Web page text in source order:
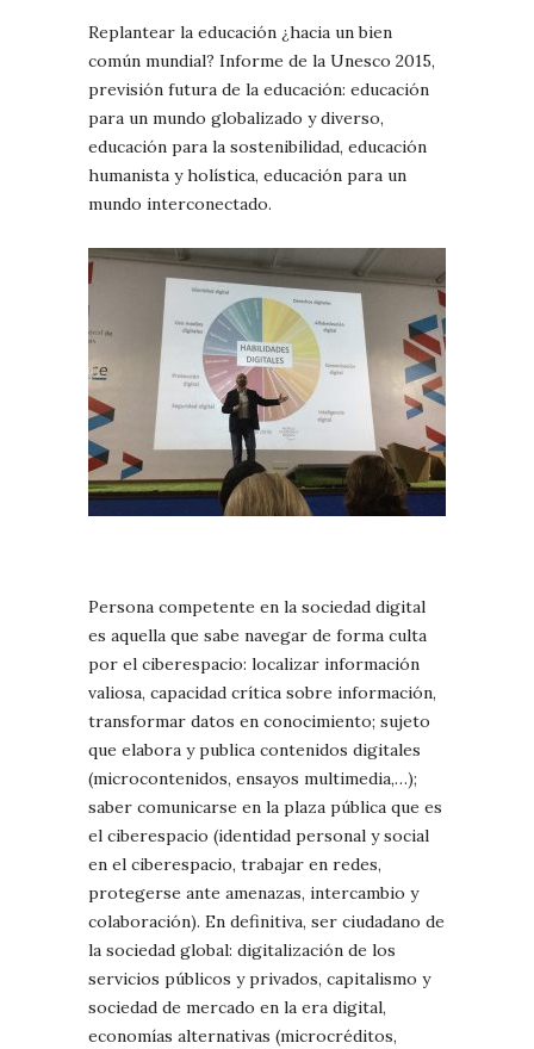
Replantear la educación ¿hacia un bien
común mundial? Informe de la Unesco 2015,
previsión futura de la educación: educación
para un mundo globalizado y diverso,
educación para la sostenibilidad, educación
humanista y holística, educación para un
mundo interconectado.
Persona competente en la sociedad digital
es aquella que sabe navegar de forma culta
por el ciberespacio: localizar información
valiosa, capacidad crítica sobre información,
transformar datos en conocimiento; sujeto
que elabora y publica contenidos digitales
(microcontenidos, ensayos multimedia,…);
saber comunicarse en la plaza pública que es
el ciberespacio (identidad personal y social
en el ciberespacio, trabajar en redes,
protegerse ante amenazas, intercambio y
colaboración). En definitiva, ser ciudadano de
la sociedad global: digitalización de los
servicios públicos y privados, capitalismo y
sociedad de mercado en la era digital,
economías alternativas (microcréditos,